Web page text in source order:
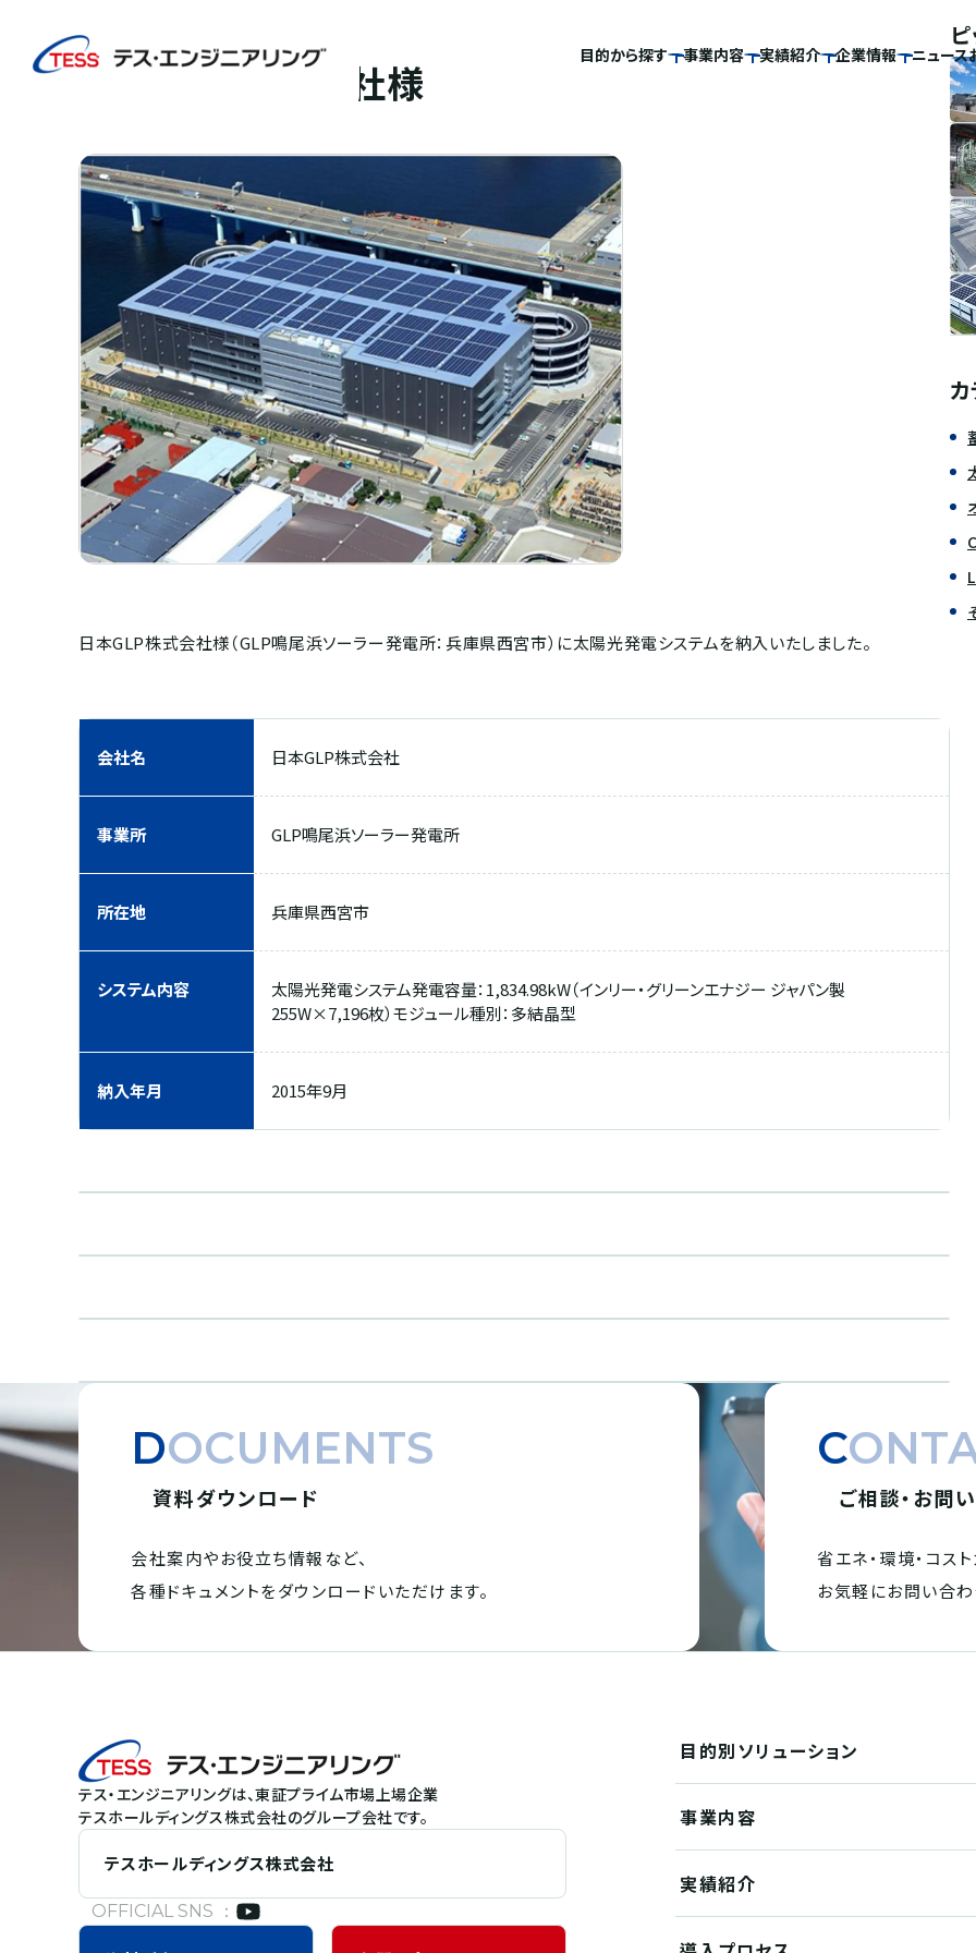
目的から探す 事業内容 実績紹介 企業情報 ニュース
太陽光発電
日本GLP株式会社様
日本GLP株式会社様（GLP鳴尾浜ソーラー発電所：兵庫県西宮市）に太陽光発電システムを納入いたしました。
会社名 日本GLP株式会社
事業所 GLP鳴尾浜ソーラー発電所
所在地 兵庫県西宮市
システム内容
太陽光発電システム発電容量：1,834.98kW（インリー・グリーンエナジー ジャパン製
255W×7,196枚）モジュール種別：多結晶型
納入年月 2015年9月
DOCUMENTS
資料ダウンロード
会社案内やお役立ち情報など、
各種ドキュメントをダウンロードいただけます。
ご相談・お問
省エネ・環境・ コス
お気軽にお問い合わ
テス・エンジニアリングは、東証プライム市場上場企業
テスホールディングス株式会社のグループ会社です。
テスホールディングス株式会社
OFFICIAL SNS ：
目的別ソリューション
事業内容
実績紹介